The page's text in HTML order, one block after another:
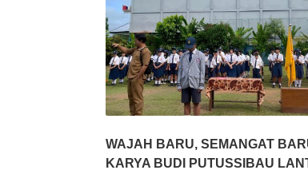
WAJAH BARU, SEMANGAT
KARYA BUDI PUTUSSIBAU